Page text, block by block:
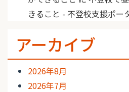
きること - 不登校支援ポー
アーカイブ
2026年8月
2026年7月